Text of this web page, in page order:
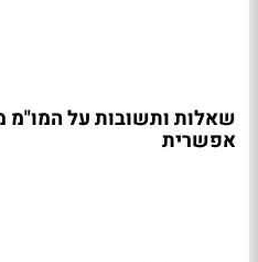
שאלות ותשובות על המו"מ
אפשרית